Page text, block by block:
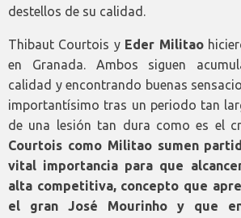
destellos de su calidad.
Thibaut Courtois y Eder Militao
en Granada. Ambos siguen
calidad y encontrando buenas
importantísimo tras un periodo tan
de una lesión tan dura como es el
Courtois como Militao sumen
vital importancia para que
alta competitiva, concepto que
el gran José Mourinho y que